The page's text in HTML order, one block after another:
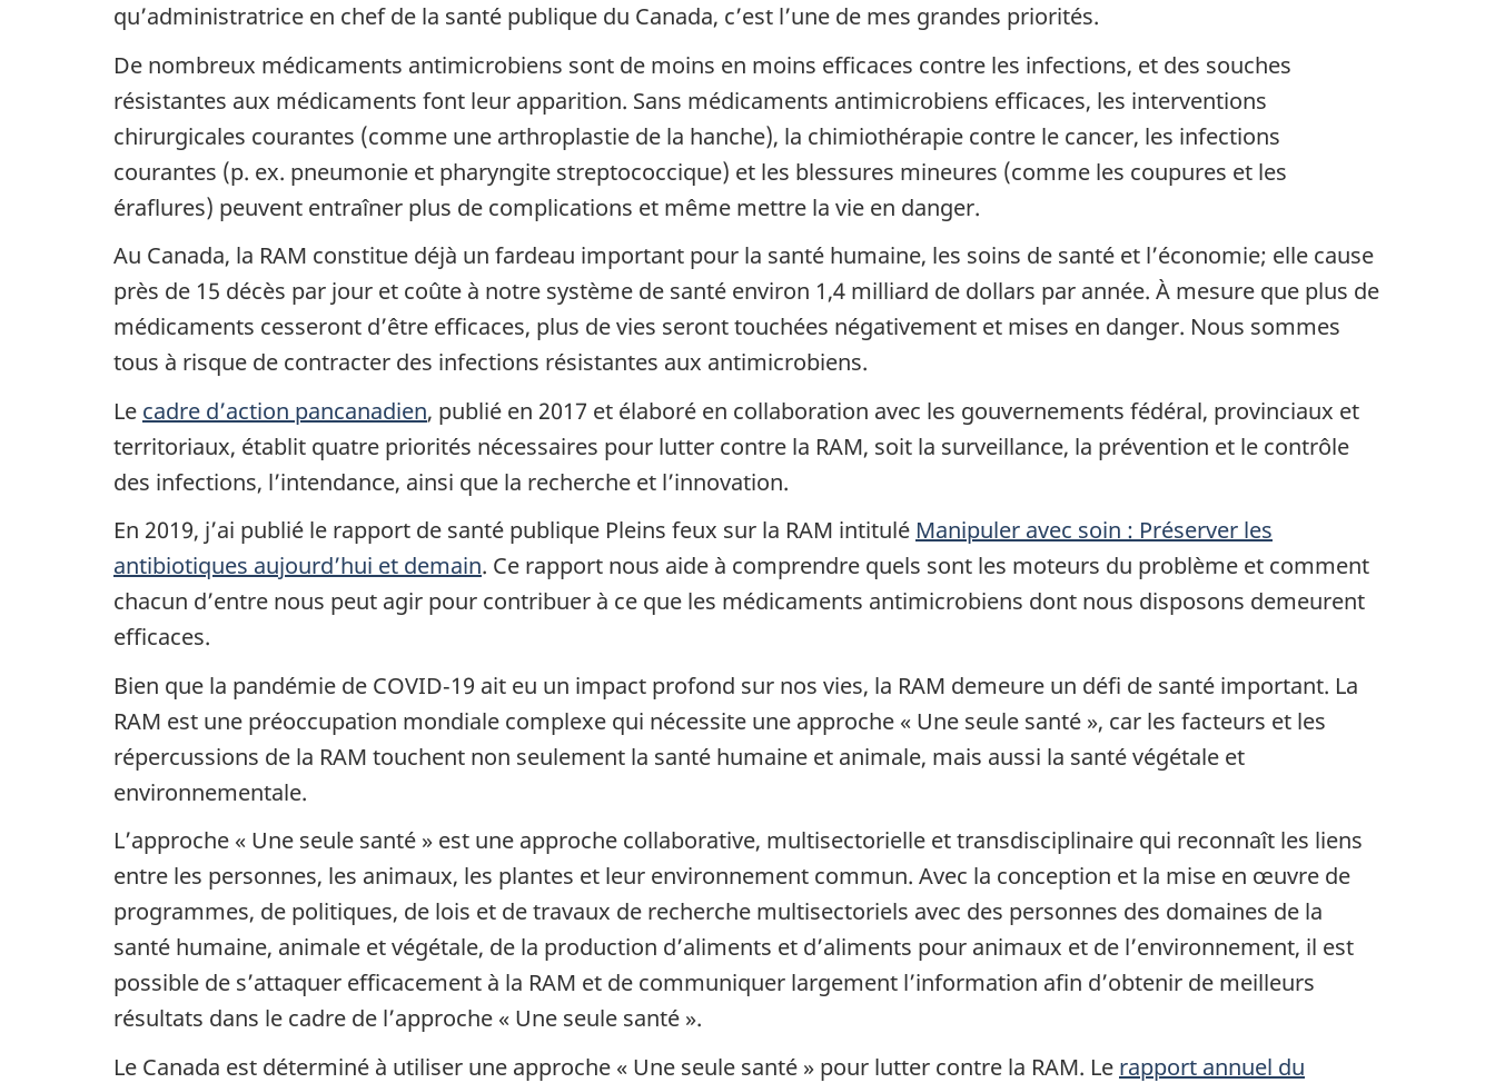
qu’administratrice en chef de la santé publique du Canada, c’est l’une de mes grandes priorités.
De nombreux médicaments antimicrobiens sont de moins en moins efficaces contre les infections, et des souches
résistantes aux médicaments font leur apparition. Sans médicaments antimicrobiens efficaces, les interventions
chirurgicales courantes (comme une arthroplastie de la hanche), la chimiothérapie contre le cancer, les infections
courantes (p. ex. pneumonie et pharyngite streptococcique) et les blessures mineures (comme les coupures et les
éraflures) peuvent entraîner plus de complications et même mettre la vie en danger.
Au Canada, la RAM constitue déjà un fardeau important pour la santé humaine, les soins de santé et l’économie; elle cause
près de 15 décès par jour et coûte à notre système de santé environ 1,4 milliard de dollars par année. À mesure que plus de
médicaments cesseront d’être efficaces, plus de vies seront touchées négativement et mises en danger. Nous sommes
tous à risque de contracter des infections résistantes aux antimicrobiens.
Le cadre d’action pancanadien, publié en 2017 et élaboré en collaboration avec les gouvernements fédéral, provinciaux et
territoriaux, établit quatre priorités nécessaires pour lutter contre la RAM, soit la surveillance, la prévention et le contrôle
des infections, l’intendance, ainsi que la recherche et l’innovation.
En 2019, j’ai publié le rapport de santé publique Pleins feux sur la RAM intitulé Manipuler avec soin : Préserver les
antibiotiques aujourd’hui et demain. Ce rapport nous aide à comprendre quels sont les moteurs du problème et comment
chacun d’entre nous peut agir pour contribuer à ce que les médicaments antimicrobiens dont nous disposons demeurent
efficaces.
Bien que la pandémie de COVID‑19 ait eu un impact profond sur nos vies, la RAM demeure un défi de santé important. La
RAM est une préoccupation mondiale complexe qui nécessite une approche « Une seule santé », car les facteurs et les
répercussions de la RAM touchent non seulement la santé humaine et animale, mais aussi la santé végétale et
environnementale.
L’approche « Une seule santé » est une approche collaborative, multisectorielle et transdisciplinaire qui reconnaît les liens
entre les personnes, les animaux, les plantes et leur environnement commun. Avec la conception et la mise en œuvre de
programmes, de politiques, de lois et de travaux de recherche multisectoriels avec des personnes des domaines de la
santé humaine, animale et végétale, de la production d’aliments et d’aliments pour animaux et de l’environnement, il est
possible de s’attaquer efficacement à la RAM et de communiquer largement l’information afin d’obtenir de meilleurs
résultats dans le cadre de l’approche « Une seule santé ».
Le Canada est déterminé à utiliser une approche « Une seule santé » pour lutter contre la RAM. Le rapport annuel du